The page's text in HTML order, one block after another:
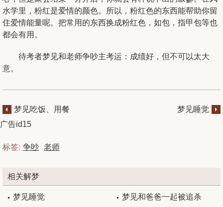
水学里，粉红是爱情的颜色。所以，粉红色的东西能帮助你留
住爱情能量呢。把常用的东西换成粉红色，如包，指甲包等也
都会有用。
待考者梦见和老师争吵主考运：成绩好，但不可以太大
意。
梦见吃饭、用餐
梦见睡觉
广告id15
标签: 争吵 老师
相关解梦
梦见睡觉 梦见和爸爸一起被追杀